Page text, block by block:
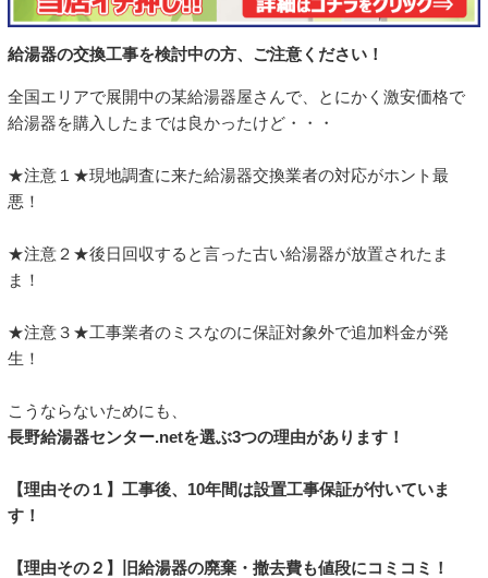
給湯器の交換工事を検討中の方、ご注意ください！
全国エリアで展開中の某給湯器屋さんで、とにかく激安価格で
給湯器を購入したまでは良かったけど・・・
★注意１★現地調査に来た給湯器交換業者の対応がホント最
悪！
★注意２★後日回収すると言った古い給湯器が放置されたま
ま！
★注意３★工事業者のミスなのに保証対象外で追加料金が発
生！
こうならないためにも、
長野給湯器センター.netを選ぶ3つの理由があります！
【理由その１】工事後、10年間は設置工事保証が付いていま
す！
【理由その２】旧給湯器の廃棄・撤去費も値段にコミコミ！